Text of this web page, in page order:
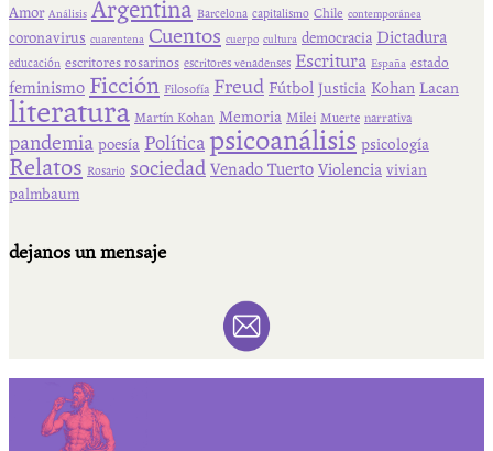
Amor Análisis Argentina Barcelona capitalismo Chile contemporánea
coronavirus cuarentena Cuentos cuerpo cultura democracia Dictadura
educación escritores rosarinos escritores venadenses Escritura España estado
feminismo Ficción Filosofía Freud Fútbol Justicia Kohan Lacan
literatura Martín Kohan Memoria Milei Muerte narrativa
pandemia poesía Política psicoanálisis psicología
Relatos Rosario sociedad Venado Tuerto Violencia vivian
palmbaum
dejanos un mensaje